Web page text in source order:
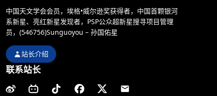
中国天文学会会员，埃格•威尔逊奖获得者，中国首颗银河
系新星、亮红新星发现者，PSP公众超新星搜寻项目管理
员，(546756)Sunguoyou – 孙国佑星
站长介绍
联系站长